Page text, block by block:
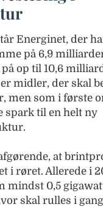
Energinet, der
på 6,9
op til 10,6
midler, der skal
men som i første
spark til en helt ny
at
i røret. Allerede i
mindst 0,5
skal rulles i